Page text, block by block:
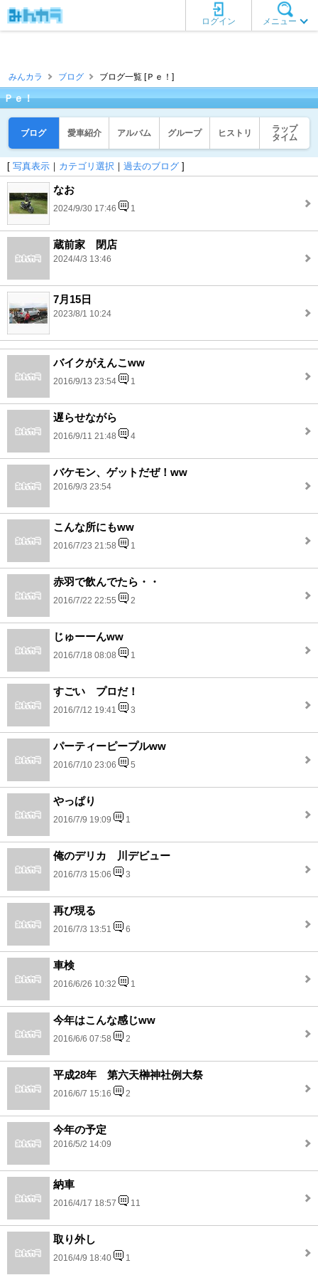
メニュー
ログイン
みんカラ ブログ ブログ一覧 [Ｐｅ！]
Ｐｅ！
ブログ 愛車紹介 アルバム グループ ヒストリ
ラップ
タイム
[ 写真表示 ｜ カテゴリ選択 ｜ 過去のブログ ]
なお
2024/9/30 17:46 1
蔵前家 閉店
2024/4/3 13:46
7月15日
2023/8/1 10:24
バイクがえんこww
2016/9/13 23:54 1
遅らせながら
2016/9/11 21:48 4
バケモン、ゲットだぜ！ww
2016/9/3 23:54
こんな所にもww
2016/7/23 21:58 1
赤羽で飲んでたら・・
2016/7/22 22:55 2
じゅーーんww
2016/7/18 08:08 1
すごい プロだ！
2016/7/12 19:41 3
パーティーピープルww
2016/7/10 23:06 5
やっぱり
2016/7/9 19:09 1
俺のデリカ 川デビュー
2016/7/3 15:06 3
再び現る
2016/7/3 13:51 6
車検
2016/6/26 10:32 1
今年はこんな感じww
2016/6/6 07:58 2
平成28年 第六天榊神社例大祭
2016/6/7 15:16 2
今年の予定
2016/5/2 14:09
納車
2016/4/17 18:57 11
取り外し
2016/4/9 18:40 1